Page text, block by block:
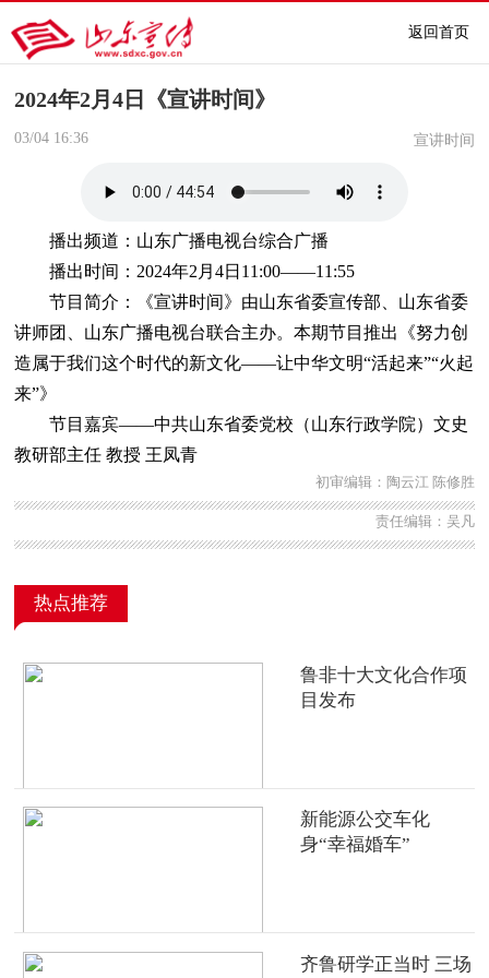
返回首页
2024年2月4日《宣讲时间》
03/04 16:36 宣讲时间
播出频道：山东广播电视台综合广播
播出时间：2024年2月4日11:00——11:55
节目简介：《宣讲时间》由山东省委宣传部、山东省委
讲师团、山东广播电视台联合主办。本期节目推出《努力创
造属于我们这个时代的新文化——让中华文明“活起来”“火起
来”》
节目嘉宾——中共山东省委党校（山东行政学院）文史
教研部主任 教授 王凤青
初审编辑：陶云江 陈修胜
责任编辑：吴凡
热点推荐
鲁非十大文化合作项
目发布
新能源公交车化
身“幸福婚车”
齐鲁研学正当时 三场